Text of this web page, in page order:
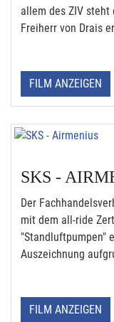
allem des ZIV
Freiherr von Drais
FILM ANZEIGEN
SKS -
Der
mit dem all-ride
"Standluftpumpen"
Auszeichnung
FILM ANZEIGEN